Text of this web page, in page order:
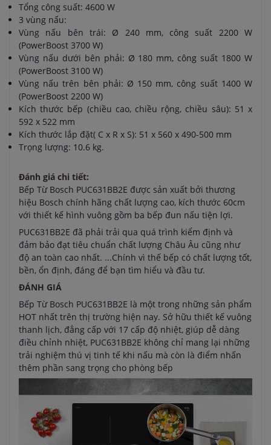
Tổng công suất: 4600 W
3 vùng nấu:
Vùng nấu bên trái: Ø 240 mm, công suất 2200 W
(PowerBoost 3700 W)
Vùng nấu dưới bên phải: Ø 180 mm, công suất 1800 W
(PowerBoost 3100 W)
Vùng nấu trên bên phải: Ø 150 mm, công suất 1400 W
(PowerBoost 2200 W)
Kích thước bếp (chiều cao, chiều rộng, chiều sâu): 51 x
592 x 522 mm
Kích thước lắp đặt( C x R x S): 51 x 560 x 490-500 mm
Trọng lượng: 10.6 kg.
Đánh giá chi tiết:
Bếp Từ Bosch PUC631BB2E được sản xuất bởi thương
hiệu Bosch chính hãng chất lượng cao, kích thước 60cm
với thiết kế hình vuông gồm ba bếp đun nấu tiện lợi.
PUC631BB2E đã phải trải qua quá trình kiểm định và
đảm bảo đạt tiêu chuẩn chất lượng Châu Âu cũng như
độ an toàn cao nhất. ...Chính vì thế bếp có chất lượng tốt,
bền, ổn định, đáng để bạn tìm hiểu và đầu tư.
ĐÁNH GIÁ
Bếp Từ Bosch PUC631BB2E là một trong những sản phẩm
HOT nhất trên thị trường hiện nay. Sở hữu thiết kế vuông
thanh lịch, đẳng cấp với 17 cấp độ nhiệt, giúp dễ dàng
điều chỉnh nhiệt, PUC631BB2E không chỉ mang lại những
trải nghiệm thú vị tinh tế khi nấu mà còn là điểm nhấn
thêm phần sang trọng cho phòng bếp